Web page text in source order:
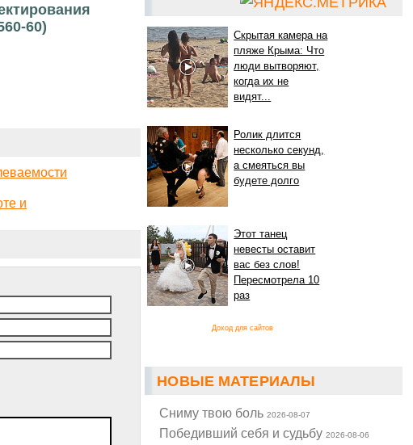
Скрытая камера на
пляже Крыма: Что
люди вытворяют,
когда их не
видят...
Ролик длится
несколько секунд,
а смеяться вы
будете долго
Этот танец
невесты оставит
вас без слов!
Пересмотрела 10
раз
Доход для сайтов
НОВЫЕ МАТЕРИАЛЫ
Cниму твою боль2026-08-07
Победивший себя и судьбу2026-08-06
60)
и